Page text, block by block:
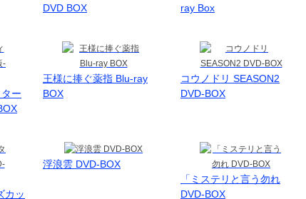
DVD BOX
ray Box
ー
王様に捧ぐ薬指 Blu-ray
BOX
コウノドリ SEASON2
DVD-BOX
カッ
浮浪雲 DVD-BOX
「ミステリと言う勿れ
DVD-BOX